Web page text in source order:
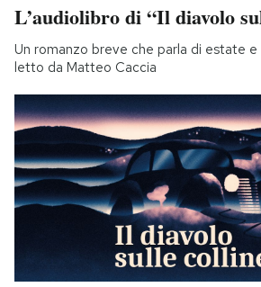
L’audiolibro di “Il diavolo
Un romanzo breve che parla di estate e
letto da Matteo Caccia